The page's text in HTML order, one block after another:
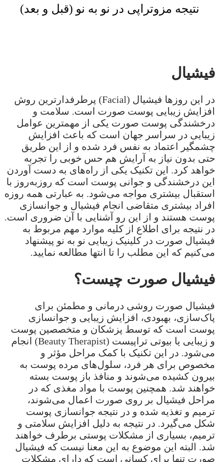
نتیجه مزوتراپی در نو به نو (قبل و بعد)
فیشیال
در این روزها فیشیال (Facial) پرطرفدارترین روش
افزایش زیبایی پوست صورت است. سلامت و
درخشندگی پوست صورت یکی از مهمترین عوامل
زیبایی در سراسر جهان است که باعث افزایش
چشمگیر اعتماد به نفس فرد شده و از این طریق
حتی بدون نیاز به آرایش هم حس خوبی را تجربه
خواهد کرد. این تکنیک یکی از راه‌های به دست آوردن
این درخشندگی و جوانی پوست است که روزبه‌روز با
استقبال بیشتری مواجه می‌شود. به عبارتی همه روزه
افراد بیشتری متقاضی انجام فیشیال و جوانسازی
پوست هستند و از این رو آشنایی با آن ضروری است.
در نتیجه برای اطلاع از کلیه موارد مهم مربوط به
فیشیال صورت در کلینیک زیبایی نو به نو پیشنهاد
می‌کنیم که این مطلب را تا انتها مطالعه نمایید.
فیشیال صورت چیست؟
فیشیال صورت روشی درمانی و مطمئن برای
پاک‌سازی، بهبودی، افزایش زیبایی و جوانسازی
پوست است که توسط پزشکان و متخصصین پوست
و زیبایی یا بیوتی تراپیست (Beauty Therapist) انجام
می‌شود. در این تکنیک با کمک مراحل مؤثر و
مخصوص برای هر فرد، سلول‌های مرده پوست به
بیرون کشیده می‌شوند و منافذ باز پوست بسته
خواهند شد. همچنین پوست با مواد مغذی که در
مراحل فیشیال بر روی صورت اعمال می‌شوند،
ترمیم و تغذیه شده و در نتیجه جوانسازی پوست
شکل می‌گیرد. در نتیجه به دلیل افزایش سلامتی و
ترمیم، بسیاری از مشکلات پوستی برطرف خواهند
شد. البته این موضوع به این معنا نیست که فیشیال
صورت تنها برای کسانی است که دارای مشکلات